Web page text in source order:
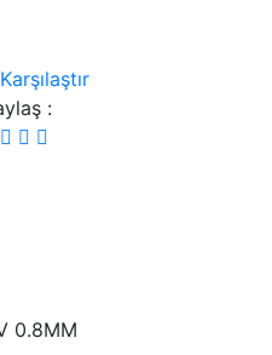
Karşılaştır
:
0.8MM